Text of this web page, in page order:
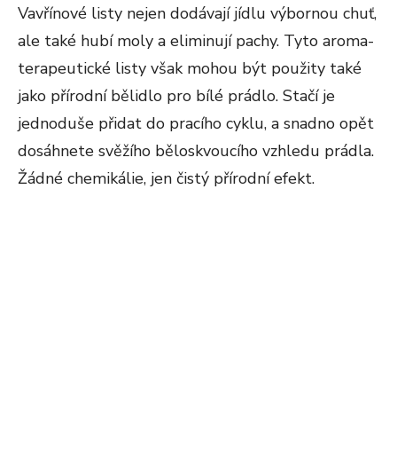
Vavřínové listy nejen dodávají jídlu výbornou chuť,
ale také hubí moly a eliminují pachy. Tyto aroma-
terapeutické listy však mohou být použity také
jako přírodní bělidlo pro bílé prádlo. Stačí je
jednoduše přidat do pracího cyklu, a snadno opět
dosáhnete svěžího běloskvoucího vzhledu prádla.
Žádné chemikálie, jen čistý přírodní efekt.